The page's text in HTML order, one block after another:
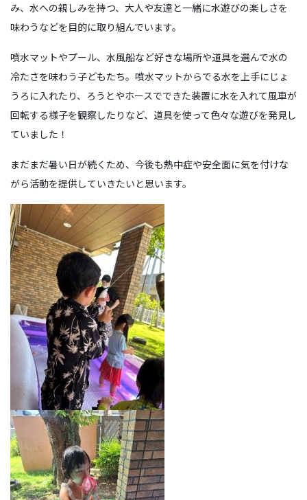
み、水への親しみを持つ、大人や友達と一緒に水遊びの楽しさを
味わうなどを目的に取り組んでいます。
噴水マットやプール、水風船など好きな場所や道具を選んで水の
冷たさを味わう子どもたち。噴水マットからでる水を上手にじょ
うろに入れたり、ろうとやホースでできた装置に水を入れて風車が
回転する様子を観察したりなど、道具を使って色々な遊びを発見し
ていました！
まだまだ暑い日が続くため、今後も熱中症や安全面に気を付けな
がら活動を提供していきたいと思います。